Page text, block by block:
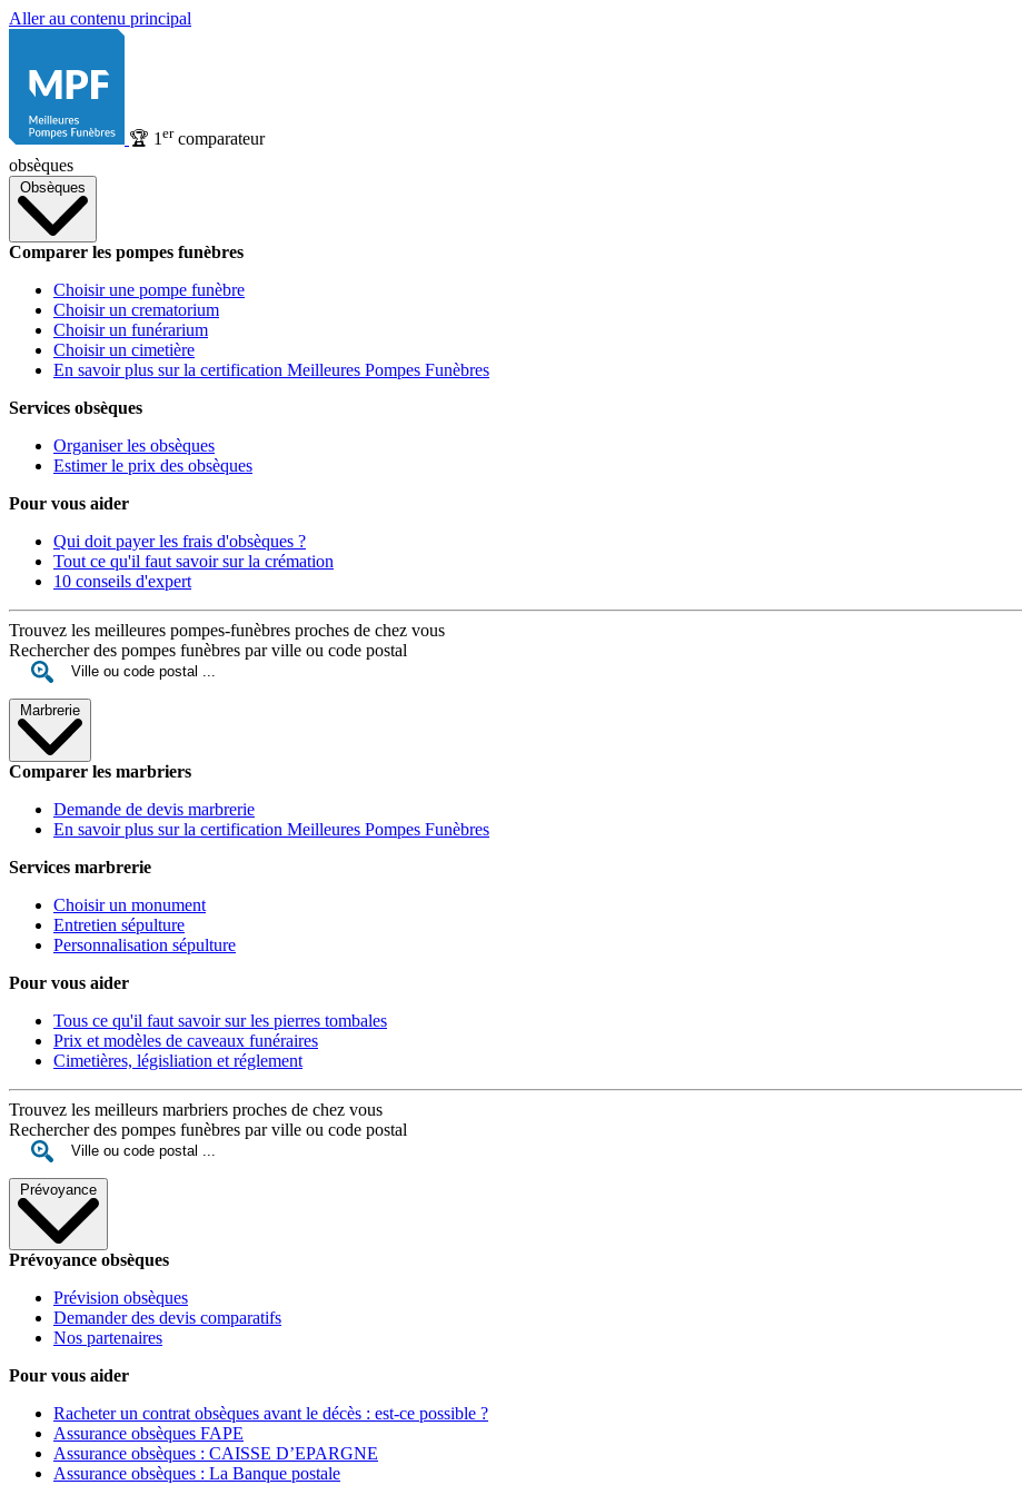
Aller au contenu principal
🏆 1 ercomparateur
obsèques
Obsèques
Comparer les pompes funèbres
Choisir une pompe funèbre
Choisir un crematorium
Choisir un funérarium
Choisir un cimetière
En savoir plus sur la certification Meilleures Pompes Funèbres
Services obsèques
Organiser les obsèques
Estimer le prix des obsèques
Pour vous aider
Qui doit payer les frais d'obsèques ?
Tout ce qu'il faut savoir sur la crémation
10 conseils d'expert
Trouvez les meilleures pompes-funèbres proches de chez vous
Rechercher des pompes funèbres par ville ou code postal
Marbrerie
Comparer les marbriers
Demande de devis marbrerie
En savoir plus sur la certification Meilleures Pompes Funèbres
Services marbrerie
Choisir un monument
Entretien sépulture
Personnalisation sépulture
Pour vous aider
Tous ce qu'il faut savoir sur les pierres tombales
Prix et modèles de caveaux funéraires
Cimetières, législiation et réglement
Trouvez les meilleurs marbriers proches de chez vous
Rechercher des pompes funèbres par ville ou code postal
Prévoyance
Prévoyance obsèques
Prévision obsèques
Demander des devis comparatifs
Nos partenaires
Pour vous aider
Racheter un contrat obsèques avant le décès : est-ce possible ?
Assurance obsèques FAPE
Assurance obsèques : CAISSE D’EPARGNE
Assurance obsèques : La Banque postale